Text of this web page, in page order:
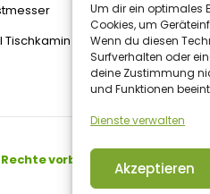
Um dir ein optimales
Cookies, um
Wenn du diesen
Surfverhalten oder
deine Zustimmung
und Funktionen
Dienste verwalten
Akzeptieren
Tischkamin
vorbehalten.